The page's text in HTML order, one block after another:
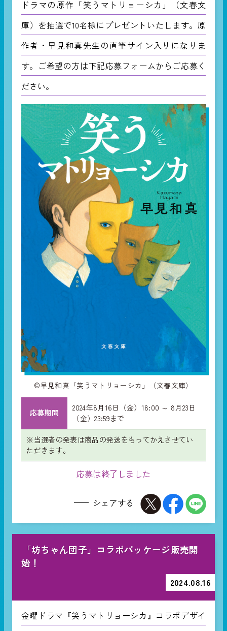
ドラマの原作「笑うマトリョーシカ」（文春文
庫）を抽選で10名様にプレゼントいたします。原
作者・早見和真先生の直筆サイン入りになりま
す。ご希望の方は下記応募フォームからご応募く
ださい。
©早見和真「笑うマトリョーシカ」（文春文庫）
応募期間
2024年8月16日（金）18:00 ～ 8月23日
（金）23:59まで
※当選者の発表は商品の発送をもってかえさせてい
ただきます。
応募は終了しました
シェアする
「坊ちゃん団子」コラボパッケージ販売開
始！
2024.08.16
金曜ドラマ『笑うマトリョーシカ』コラボデザイ